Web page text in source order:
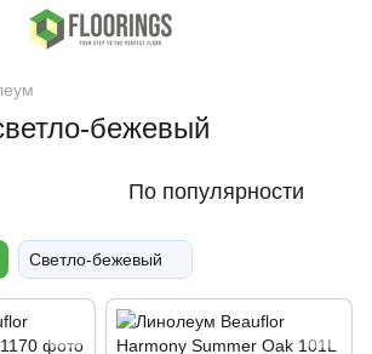
бежевый
По популярности
Светло-бежевый